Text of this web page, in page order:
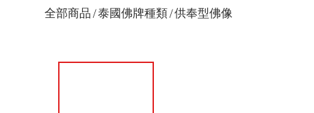
全部商品 /泰國佛牌種類/供奉型佛像